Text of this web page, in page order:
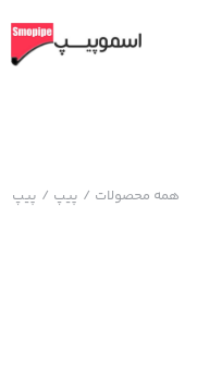
همه محصولات / پیپ / پیپ